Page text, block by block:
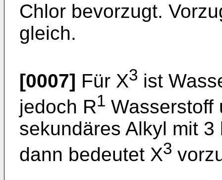
Chlor bevorzugt.
gleich.
[0007] Für X3 ist
jedoch R1 Wasserstoff
sekundäres Alkyl mit
dann bedeutet X3